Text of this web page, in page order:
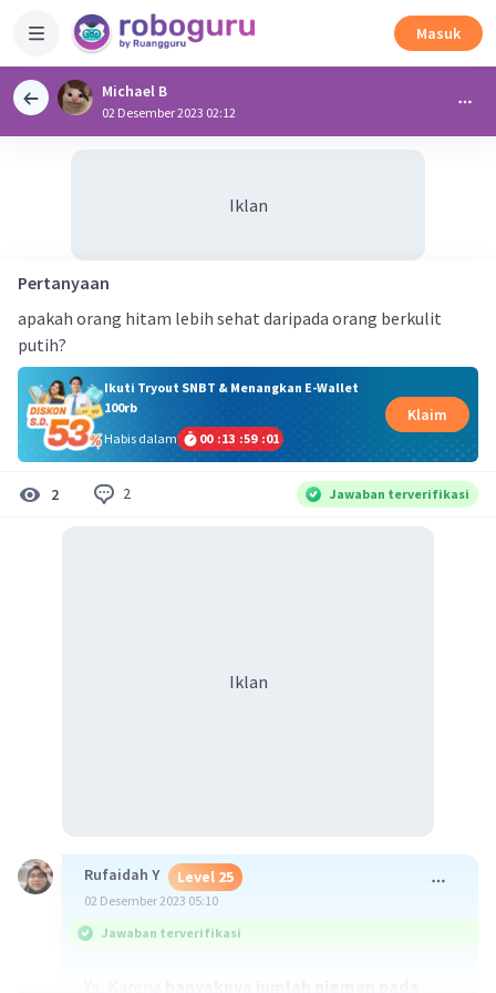
Masuk
Michael B
02 Desember 2023 02:12
Iklan
Pertanyaan
apakah orang hitam lebih sehat daripada orang berkulit
putih?
Ikuti Tryout SNBT & Menangkan E-Wallet
100rb
Habis dalam
00 :13 :59 :00
Klaim
2 2 Jawaban terverifikasi
Iklan
Rufaidah Y Level 25
02 Desember 2023 05:10
Jawaban terverifikasi